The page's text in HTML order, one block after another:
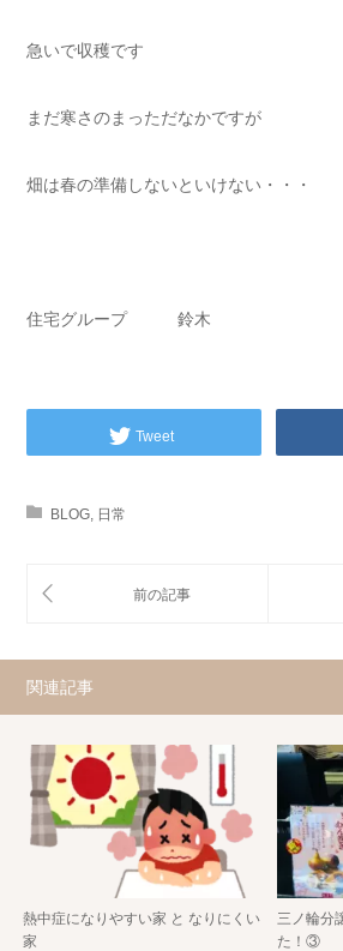
急いで収穫です
まだ寒さのまっただなかですが
畑は春の準備しないといけない・・・
住宅グループ 鈴木
Tweet
BLOG 日常
関連記事
熱中症になりやすい家 と なりにくい
家
三ノ輪分
た！③